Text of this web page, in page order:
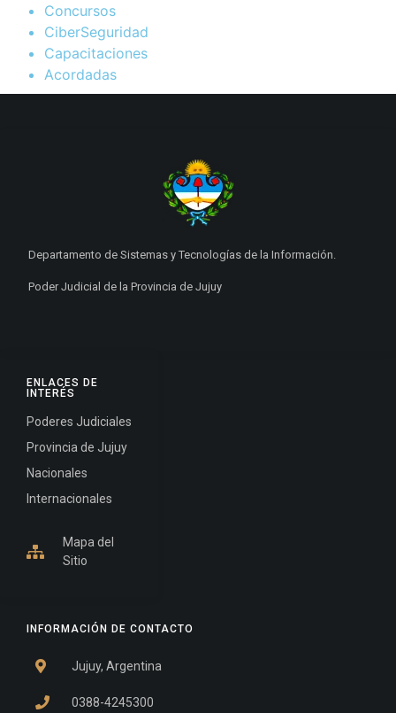
Concursos
CiberSeguridad
Capacitaciones
Acordadas
INFORMACIÓN DE CONTACTO
Jujuy, Argentina
0388-4245300
ENLACES DE
INTERÉS
Poderes Judiciales
Provincia de Jujuy
Nacionales
Internacionales
Mapa del
Sitio
Departamento de Sistemas y Tecnologías de la Información.
Poder Judicial de la Provincia de Jujuy